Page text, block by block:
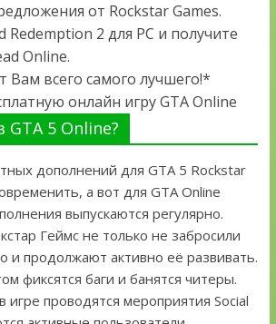
от Rockstar Games.
Redemption 2 для PC и получите
Online.
Вам всего самого лучшего!*
онлайн игру GTA Online
GTA 5 Online?
дополнений для GTA 5 Rockstar
а вот для GTA Online
выпускаются регулярно.
Геймс не только не забросили
и продолжают активно её развивать.
фиксятся баги и банятся читеры.
проводятся мероприятия Social